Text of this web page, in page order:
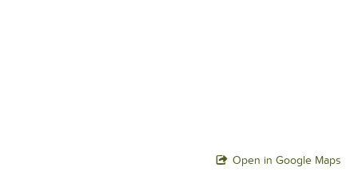
Open in Google Maps